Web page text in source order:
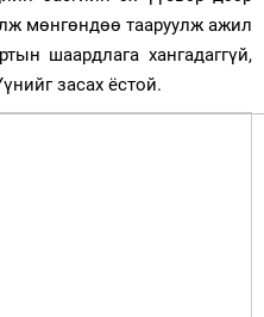
мөнгөндөө тааруулж ажил
шаардлага хангадаггүй,
засах ёстой.